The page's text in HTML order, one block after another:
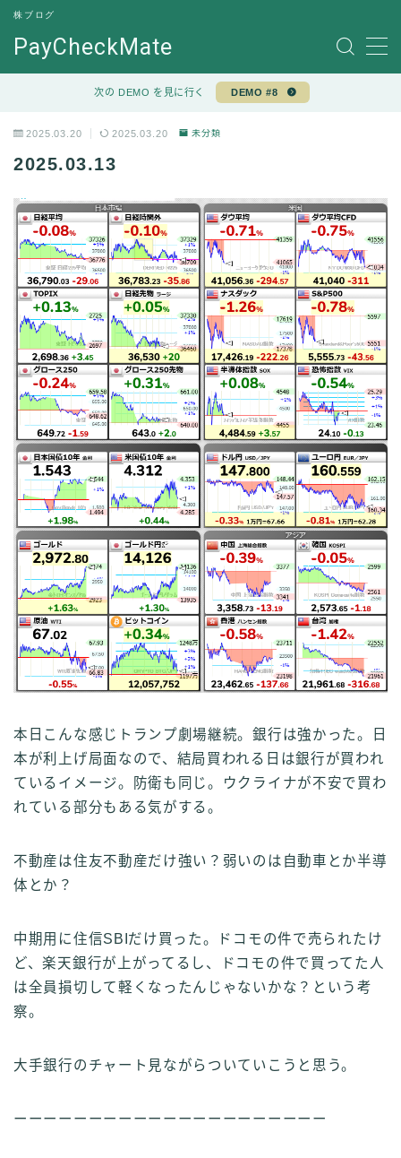
PayCheckMate
株ブログ
MENU
サンプルページ
デモプリセット記事 #7
利用規約／特定商取引法に基づく表記
運営者情報
次の DEMO を見に行く DEMO #8
2025.03.20 2025.03.20 未分類
2025.03.13
本日こんな感じトランプ劇場継続。銀行は強かった。日
本が利上げ局面なので、結局買われる日は銀行が買われ
ているイメージ。防衛も同じ。ウクライナが不安で買わ
れている部分もある気がする。
不動産は住友不動産だけ強い？弱いのは自動車とか半導
体とか？
中期用に住信SBIだけ買った。ドコモの件で売られたけ
ど、楽天銀行が上がってるし、ドコモの件で買ってた人
は全員損切して軽くなったんじゃないかな？という考
察。
大手銀行のチャート見ながらついていこうと思う。
ーーーーーーーーーーーーーーーーーーーーー